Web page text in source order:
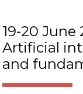
19-20 June
Artificial
and